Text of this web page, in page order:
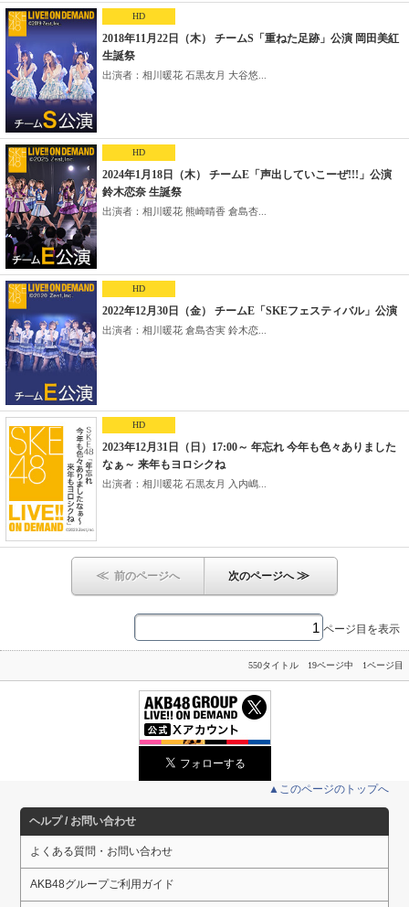
HD
2018年11月22日（木） チームS「重ねた足跡」公演 岡田美紅
生誕祭
出演者：相川暖花 石黒友月 大谷悠...
HD
2024年1月18日（木） チームE「声出していこーぜ!!!」公演
鈴木恋奈 生誕祭
出演者：相川暖花 熊崎晴香 倉島杏...
HD
2022年12月30日（金） チームE「SKEフェスティバル」公演
出演者：相川暖花 倉島杏実 鈴木恋...
HD
2023年12月31日（日）17:00～ 年忘れ 今年も色々ありました
なぁ～ 来年もヨロシクね
出演者：相川暖花 石黒友月 入内嶋...
≪ 前のページへ 次のページへ≫
ページ目を表示
550タイトル 19ページ中 1ページ目
▲このページのトップへ
ヘルプ / お問い合わせ
よくある質問・お問い合わせ
AKB48グループご利用ガイド